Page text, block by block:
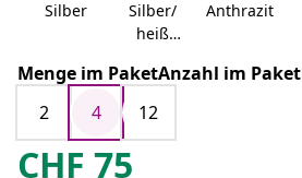
Silber
Silber/
heiß
es
verzinkte
s Stahl
Anthrazit
Menge im PaketAnzahl im Paket
2
4 12
CHF 75